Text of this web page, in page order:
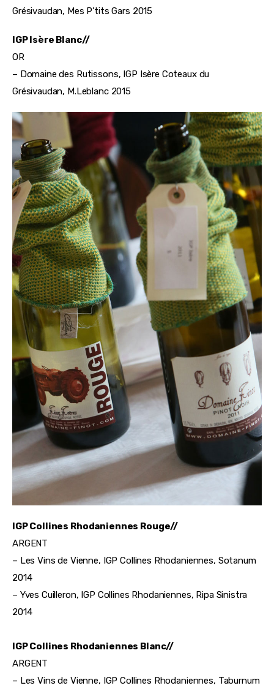
Grésivaudan, Mes P’tits Gars 2015
IGP Isère Blanc//
OR
– Domaine des Rutissons, IGP Isère Coteaux du
Grésivaudan, M.Leblanc 2015
IGP Collines Rhodaniennes Rouge//
ARGENT
– Les Vins de Vienne, IGP Collines Rhodaniennes, Sotanum
2014
– Yves Cuilleron, IGP Collines Rhodaniennes, Ripa Sinistra
2014
IGP Collines Rhodaniennes Blanc//
ARGENT
– Les Vins de Vienne, IGP Collines Rhodaniennes, Taburnum